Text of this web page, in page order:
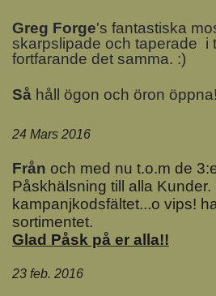
Greg Forge's fantastiska
skarpslipade och taperade i
fortfarande det samma. :)
Så håll ögon och öron
24 Mars 2016
Från och med nu t.o.m de
Påskhälsning till alla Kunder.
kampanjkodsfältet...o vips!
sortimentet.
Glad Påsk på er alla!!
23 feb. 2016